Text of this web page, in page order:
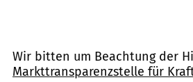
Wir bitten um Beachtung der
Markttransparenzstelle für